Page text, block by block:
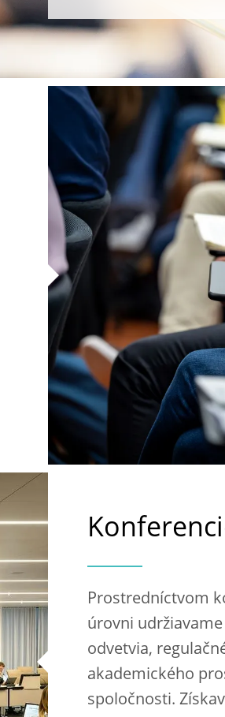
Prostredníctvom
úrovni
odvetvia,
akademického
spoločnosti.